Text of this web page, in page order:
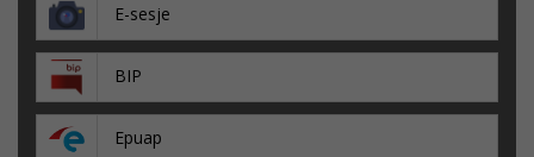
E-sesje
BIP
Epuap